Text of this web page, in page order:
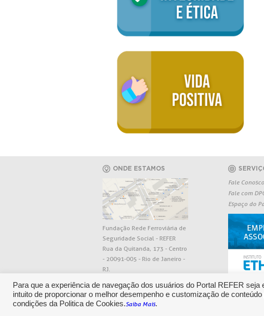
ONDE ESTAMOS
Fundação Rede Ferroviária de
Seguridade Social - REFER
Rua da Quitanda, 173 - Centro
- 20091-005 - Rio de Janeiro -
RJ.
Fale Conosco
Fale com
Espaço do
CENTRAL DE RELACIONAMENTO:
Para que a experiência de navegação dos usuários do Portal REFER
intuito de proporcionar o melhor desempenho e customização de
condições da Politica de Cookies.Saiba Mais.